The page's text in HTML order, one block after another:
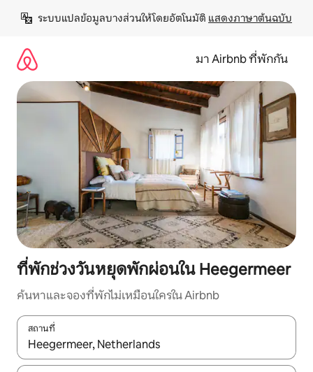
เนื้อหา
ระบบแปลข้อมูลบางส่วนให้โดยอัตโนมัติ แสดงภาษาต้นฉบับ
มา Airbnb ที่พักกัน
ที่พักช่วงวันหยุดพักผ่อนใน Heegermeer
ค้นหาและจองที่พักไม่เหมือนใครใน Airbnb
สถานที่
ใช้ลูกศรขึ้นลง หรือใช้การสัมผัสหรือปัด เพื่อสำรวจผลการค้นหา